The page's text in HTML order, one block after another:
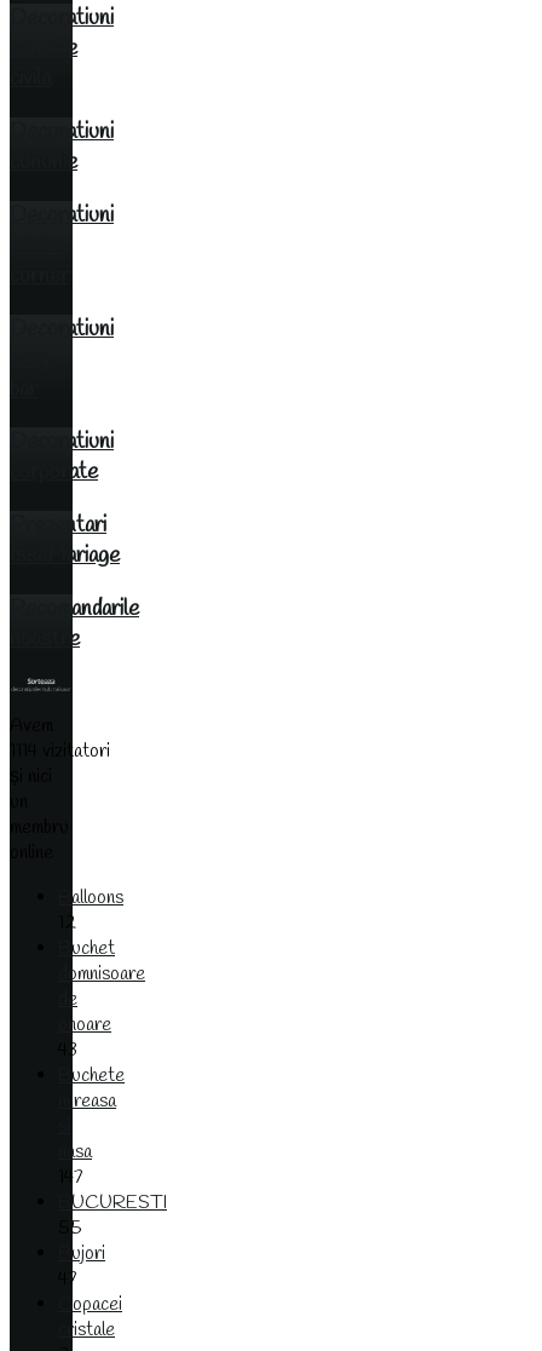
Decoratiuni
cununie
Decoratiuni
cununie
Decoratiuni
Decoratiuni
Decoratiuni
corporate
Prezentari
IssaMariage
Recomandarile
noastre
1114 vizitatori
Balloons
12
Buchet
domnisoare
de
onoare
43
Buchete
mireasa
nasa
147
BUCURESTI
55
Bujori
47
Copacei
cristale